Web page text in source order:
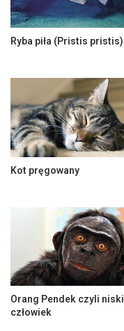
Ryba piła (Pristis pristis)
Kot pręgowany
Orang Pendek czyli niski
człowiek